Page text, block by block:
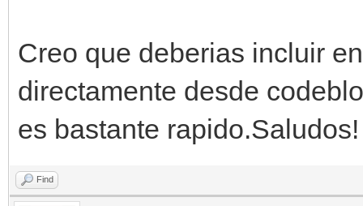
Creo que deberias incluir
directamente desde
es bastante rapido.Saludos!
Find